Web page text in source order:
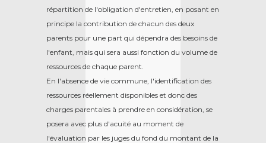
répartition de l'obligation d'entretien, en posant en
principe la contribution de chacun des deux
parents pour une part qui dépendra des besoins de
l'enfant, mais qui sera aussi fonction du volume de
ressources de chaque parent.
En l'absence de vie commune, l'identification des
ressources réellement disponibles et donc des
charges parentales à prendre en considération, se
posera avec plus d'acuité au moment de
l'évaluation par les juges du fond du montant de la